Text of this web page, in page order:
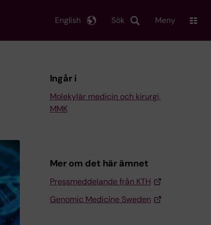
Sök
English Meny
Ingår i
Molekylär medicin och kirurgi,
MMK
Mer om det här ämnet
Pressmeddelande från KTH
Genomic Medicine Sweden